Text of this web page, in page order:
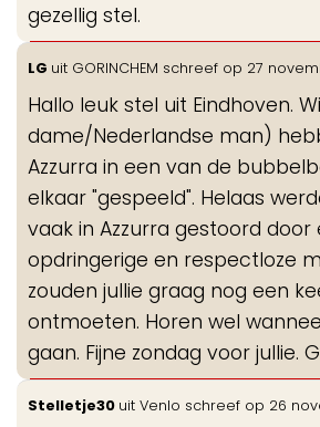
gezellig stel.
LG uit GORINCHEM schreef op 27
Hallo leuk stel uit Eindhoven.
dame/Nederlandse man)
Azzurra in een van de
elkaar "gespeeld". Helaas
vaak in Azzurra gestoord
opdringerige en respectloze
zouden jullie graag nog een
ontmoeten. Horen wel
gaan. Fijne zondag voor jullie.
Stelletje30 uit Venlo schreef op 26